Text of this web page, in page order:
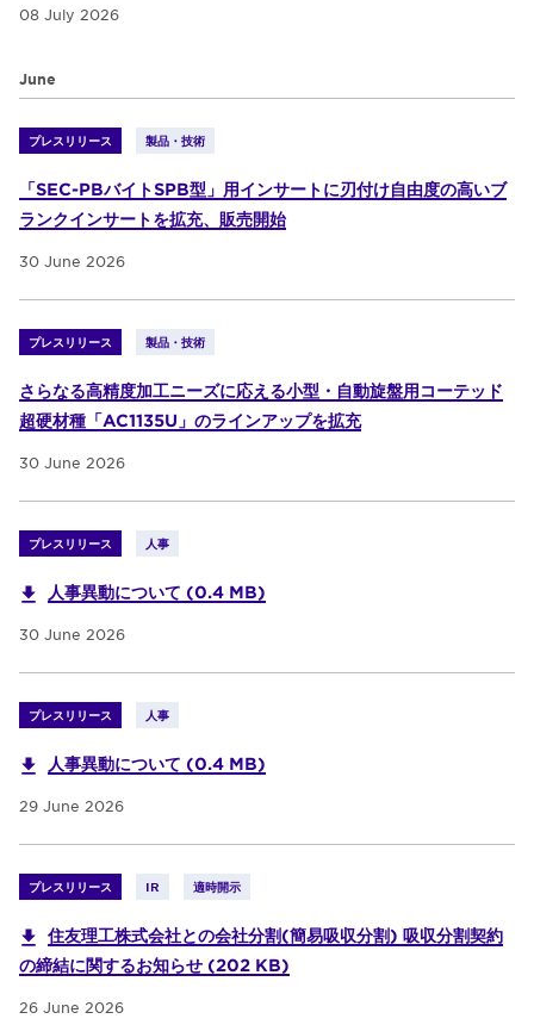
08 July 2026
June
プレスリリース 製品・技術
「SEC-PBバイトSPB型」用インサートに刃付け自由度の高いブ
ランクインサートを拡充、販売開始
30 June 2026
プレスリリース 製品・技術
さらなる高精度加工ニーズに応える小型・自動旋盤用コーテッド
超硬材種「AC1135U」のラインアップを拡充
30 June 2026
プレスリリース 人事
人事異動について (0.4 MB)
30 June 2026
プレスリリース 人事
人事異動について (0.4 MB)
29 June 2026
プレスリリース IR 適時開示
住友理工株式会社との会社分割(簡易吸収分割) 吸収分割契約
の締結に関するお知らせ (202 KB)
26 June 2026